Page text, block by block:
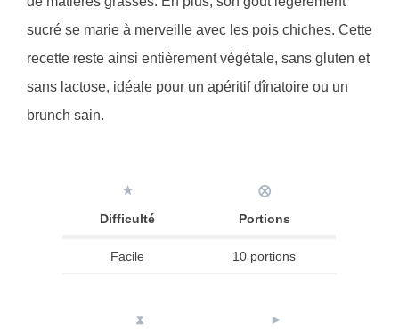
sucré se marie à merveille avec les pois chiches. Cette
recette reste ainsi entièrement végétale, sans gluten et
sans lactose, idéale pour un apéritif dînatoire ou un
brunch sain.
★
Difficulté
⨂
Portions
Facile 10 portions
⧗
►